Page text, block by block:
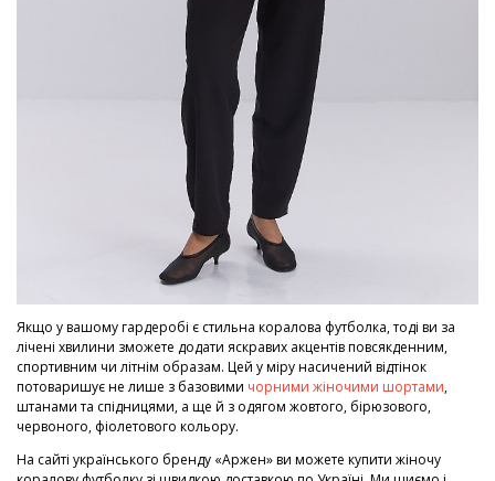
Якщо у вашому гардеробі є стильна коралова футболка, тоді ви за
лічені хвилини зможете додати яскравих акцентів повсякденним,
спортивним чи літнім образам. Цей у міру насичений відтінок
потоваришує не лише з базовими чорними жіночими шортами,
штанами та спідницями, а ще й з одягом жовтого, бірюзового,
червоного, фіолетового кольору.
На сайті українського бренду «Аржен» ви можете купити жіночу